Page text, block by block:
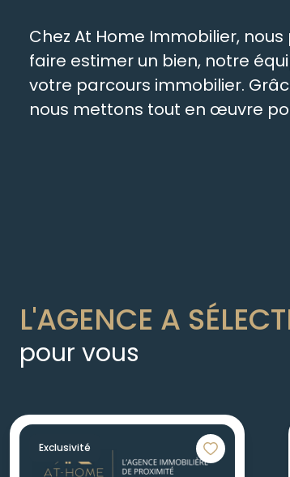
Chez At Home Immobilier,
faire estimer un bien, notre
votre parcours immobilier.
nous mettons tout en œuvre
L'AGENCE A
pour vous
Exclusivité